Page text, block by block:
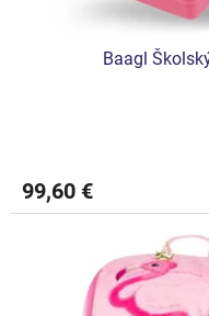
Baagl
99,60 €